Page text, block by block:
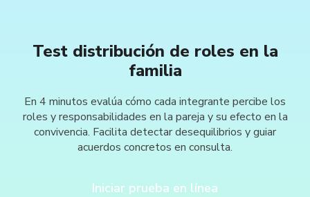
Test distribución de roles en la
familia
En 4 minutos evalúa cómo cada integrante percibe los
roles y responsabilidades en la pareja y su efecto en la
convivencia. Facilita detectar desequilibrios y guiar
acuerdos concretos en consulta.
Iniciar prueba en línea